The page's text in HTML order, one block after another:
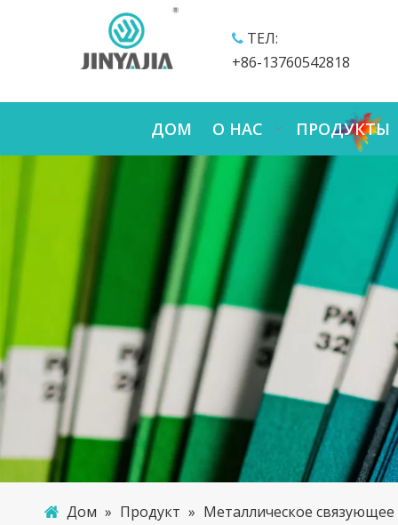
ТЕЛ:
+86-13760542818
ДОМ О НАС ПРОДУКТЫ
Дом » Продукт » Металлическое